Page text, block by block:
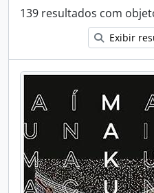
139 resultados com
Exibir